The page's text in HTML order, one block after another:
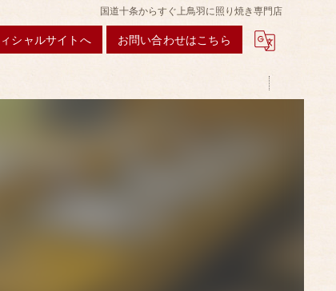
国道十条からすぐ上鳥羽に照り焼き専門店
シャルサイトへ お問い合わせはこちら